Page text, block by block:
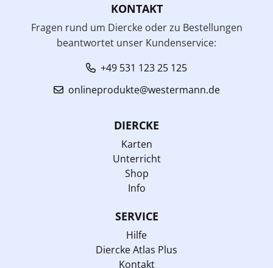
KONTAKT
Fragen rund um Diercke oder zu Bestellungen
beantwortet unser Kundenservice:
+49 531 123 25 125
onlineprodukte@westermann.de
DIERCKE
Karten
Unterricht
Shop
Info
SERVICE
Hilfe
Diercke Atlas Plus
Kontakt